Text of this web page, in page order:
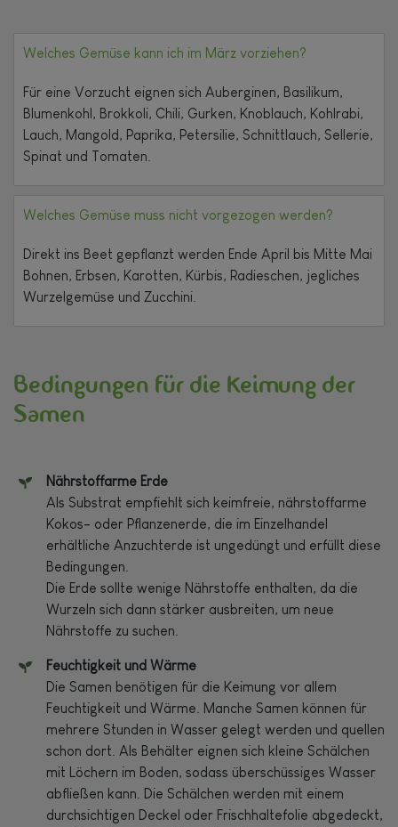
Welches Gemüse kann ich im März vorziehen?
Für eine Vorzucht eignen sich Auberginen, Basilikum,
Blumenkohl, Brokkoli, Chili, Gurken, Knoblauch, Kohlrabi,
Lauch, Mangold, Paprika, Petersilie, Schnittlauch, Sellerie,
Spinat und Tomaten.
Welches Gemüse muss nicht vorgezogen werden?
Direkt ins Beet gepflanzt werden Ende April bis Mitte Mai
Bohnen, Erbsen, Karotten, Kürbis, Radieschen, jegliches
Wurzelgemüse und Zucchini.
Bedingungen für die Keimung der
Samen
Nährstoffarme Erde
Als Substrat empfiehlt sich keimfreie, nährstoffarme
Kokos- oder Pflanzenerde, die im Einzelhandel
erhältliche Anzuchterde ist ungedüngt und erfüllt diese
Bedingungen.
Die Erde sollte wenige Nährstoffe enthalten, da die
Wurzeln sich dann stärker ausbreiten, um neue
Nährstoffe zu suchen.
Feuchtigkeit und Wärme
Die Samen benötigen für die Keimung vor allem
Feuchtigkeit und Wärme. Manche Samen können für
mehrere Stunden in Wasser gelegt werden und quellen
schon dort. Als Behälter eignen sich kleine Schälchen
mit Löchern im Boden, sodass überschüssiges Wasser
abfließen kann. Die Schälchen werden mit einem
durchsichtigen Deckel oder Frischhaltefolie abgedeckt,